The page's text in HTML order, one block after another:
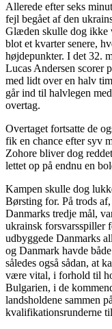
Allerede efter seks
fejl begået af den
Glæden skulle dog ikke
blot et kvarter senere,
højdepunkter. I det 32.
Lucas Andersen scorer
med lidt over en halv
går ind til halvlegen
overtag.
Overtaget fortsatte de
fik en chance efter syv
Zohore bliver dog
lettet op på endnu en
Kampen skulle dog
Børsting for. På trods
Danmarks tredje mål,
ukrainsk forsvarsspiller
udbyggede Danmarks
og Danmark havde
således også sådan, at
være vital, i forhold til
Bulgarien, i de
landsholdene sammen
kvalifikationsrunderne